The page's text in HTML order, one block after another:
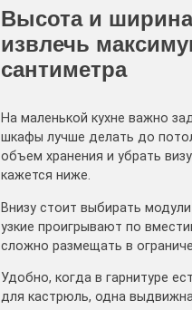
Высота и
извлечь
сантиметра
На маленькой кухне важно
шкафы лучше делать до
объем хранения и убрать
кажется ниже.
Внизу стоит выбирать
узкие проигрывают по
сложно размещать в
Удобно, когда в гарнитуре
для кастрюль, одна